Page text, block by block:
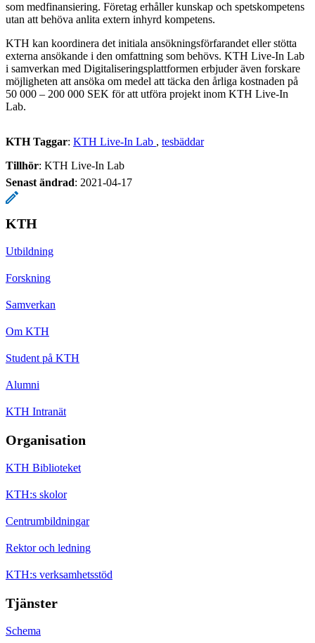
som medfinansiering. Företag erhåller kunskap och spetskompetens
utan att behöva anlita extern inhyrd kompetens.
KTH kan koordinera det initiala ansökningsförfarandet eller stötta
externa ansökande i den omfattning som behövs. KTH Live-In Lab
i samverkan med Digitaliseringsplattformen erbjuder även forskare
möjligheten att ansöka om medel att täcka den årliga kostnaden på
50 000 – 200 000 SEK för att utföra projekt inom KTH Live-In
Lab.
KTH Taggar: KTH Live-In Lab
tesbäddar
Tillhör: KTH Live-In Lab
Senast ändrad: 2021-04-17
KTH
Utbildning
Forskning
Samverkan
Om KTH
Student på KTH
Alumni
KTH Intranät
Organisation
KTH Biblioteket
KTH:s skolor
Centrumbildningar
Rektor och ledning
KTH:s verksamhetsstöd
Tjänster
Schema